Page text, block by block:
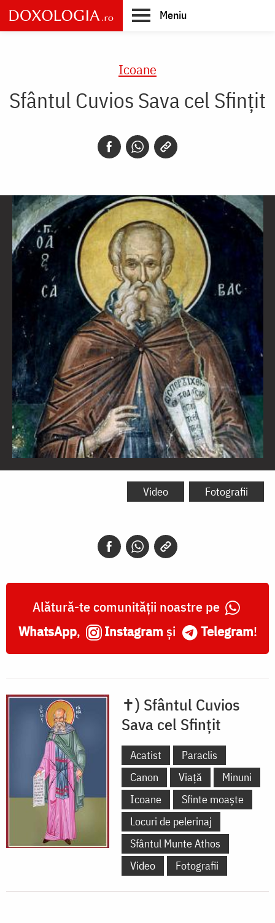
Skip
to
main
Meniu
Icoane
Sfântul Cuvios Sava cel Sfințit
Sfântul
Video Fotografii
Alătură-te comunității noastre pe
WhatsApp, Instagram și Telegram!
✝) Sfântul Cuvios
Sava cel Sfințit
Acatist
Paraclis
Canon
Viață
Minuni
Icoane
Sfinte moaște
Locuri de pelerinaj
Sfântul Munte Athos
Video
Fotografii